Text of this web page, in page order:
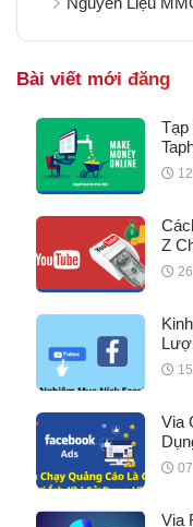
Bài viết mới đăng
Tạp
Z
Via
Via